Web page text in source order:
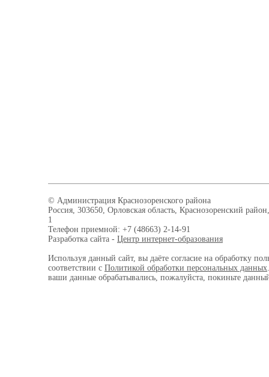
© Администрация Краснозоренского района
Россия, 303650, Орловская область, Краснозоренский
1
Телефон приемной: +7 (48663) 2-14-91
Разработка сайта - Центр интернет-образования
Используя данный сайт, вы даёте согласие на обработку
соответствии с Политикой обработки персональных данных
ваши данные обрабатывались, пожалуйста, покиньте